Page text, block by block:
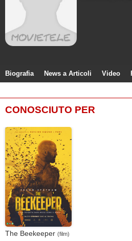
Biografia News a Articoli Video
CONOSCIUTO PER
The Beekeeper (film)